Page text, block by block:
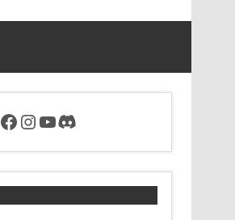
Facebookseite des Tabletop Sachsen e.V.Link zum Instagram Account von Tabletop Sachsen
Link zum YouTube-Account von Tabletop Sachsen
Discord